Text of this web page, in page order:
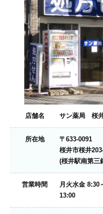
店舗名 サン薬局 桜
所在地
〒633-0091
桜井市桜井
(桜井駅南第三
営業時間
月火水金
13:00